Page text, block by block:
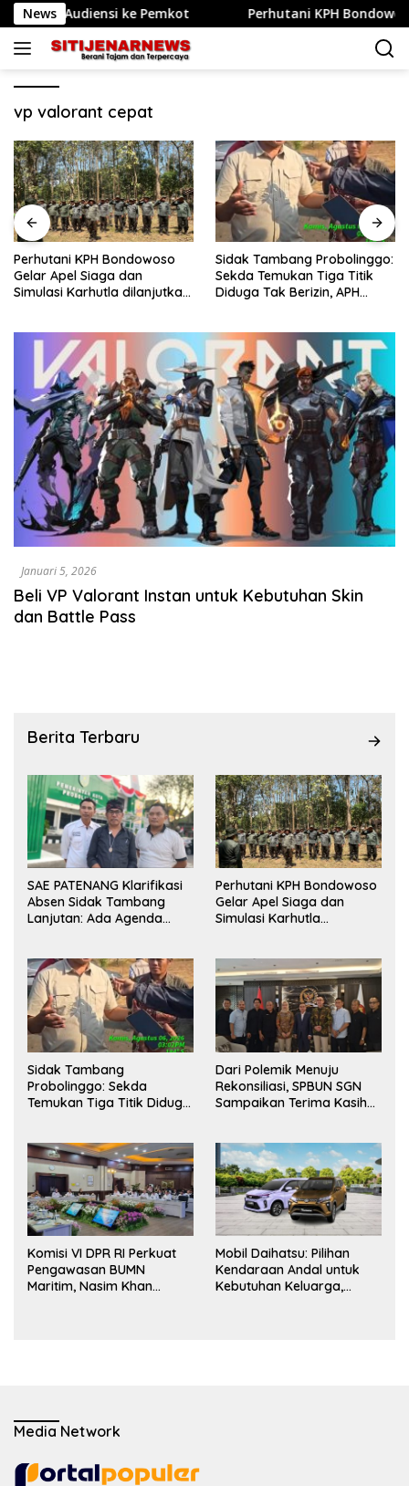
Langsung
ke
konten
News
Audiensi ke Pemkot Perhutani KPH Bondowoso
vp valorant cepat
Perhutani KPH Bondowoso
Gelar Apel Siaga dan
Simulasi Karhutla dilanjutkan
Sidak Tambang Probolinggo:
Sekda Temukan Tiga Titik
Diduga Tak Berizin, APH
Januari 5, 2026
Beli VP Valorant Instan untuk Kebutuhan Skin
dan Battle Pass
Berita Terbaru
SAE PATENANG Klarifikasi
Absen Sidak Tambang
Lanjutan: Ada Agenda
Perhutani KPH Bondowoso
Gelar Apel Siaga dan
Simulasi Karhutla
Kesiapsiagaan Personel
Sidak Tambang
Probolinggo: Sekda
Temukan Tiga Titik Diduga
Dari Polemik Menuju
Rekonsiliasi, SPBUN SGN
Sampaikan Terima Kasih
Perselisihan
Komisi VI DPR RI Perkuat
Pengawasan BUMN
Maritim, Nasim Khan
Mobil Daihatsu: Pilihan
Kendaraan Andal untuk
Kebutuhan Keluarga,
Media Network